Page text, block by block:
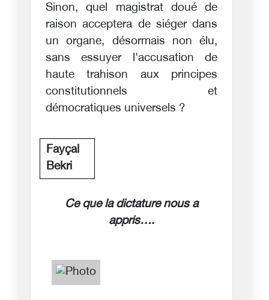
Sinon, quel magistrat doué de
raison acceptera de siéger dans
un organe, désormais non élu,
sans essuyer l'accusation de
haute trahison aux principes
constitutionnels et
démocratiques universels ?
Fayçal
Bekri
Ce que la dictature nous a
appris….